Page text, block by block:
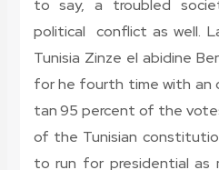
to say, a troubled
political conflict as well.
Tunisia Zinze el abidine
for he fourth time with an
tan 95 percent of the
of the Tunisian
to run for presidential as